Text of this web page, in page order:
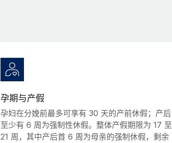
孕期与产假
孕妇在分娩前最多可享有 30 天的产前休假；产后
至少有 6 周为强制性休假。整体产假期限为 17 至
21 周，其中产后首 6 周为母亲的强制休假，剩余